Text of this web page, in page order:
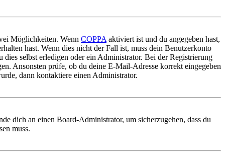
Möglichkeiten. Wenn COPPA aktiviert ist und du angegeben hast,
hast. Wenn dies nicht der Fall ist, muss dein Benutzerkonto
selbst erledigen oder ein Administrator. Bei der Registrierung
Ansonsten prüfe, ob du deine E-Mail-Adresse korrekt eingegeben
dann kontaktiere einen Administrator.
dich an einen Board-Administrator, um sicherzugehen, dass du
muss.